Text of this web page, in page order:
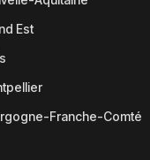
Est
Franche-Comté